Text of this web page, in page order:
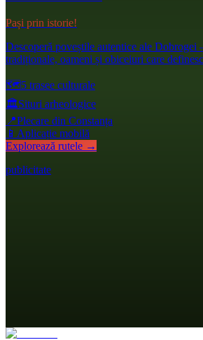
Pași prin istorie!
Descoperă poveștile autentice ale
tradiționale, oameni și obiceiuri care
🗺️5 trasee culturale
🏛️Situri arheologice
📍Plecare din Constanța
📱 Aplicație mobilă
Explorează rutele →
publicitate